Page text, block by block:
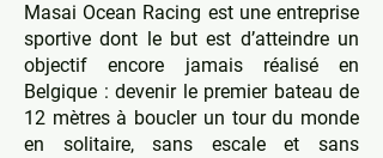
Masai Ocean Racing est une entreprise
sportive dont le but est d’atteindre un
objectif encore jamais réalisé en
Belgique : devenir le premier bateau de
12 mètres à boucler un tour du monde
en solitaire, sans escale et sans